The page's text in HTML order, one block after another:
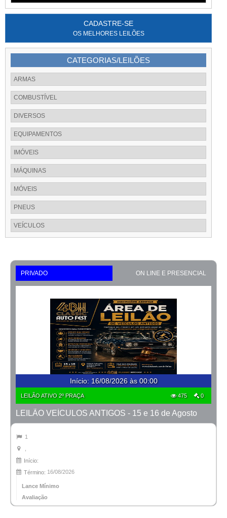
CADASTRE-SE
OS MELHORES LEILÕES
CATEGORIAS/LEILÕES
ARMAS
COMBUSTÍVEL
DIVERSOS
EQUIPAMENTOS
IMÓVEIS
MÁQUINAS
MÓVEIS
PNEUS
VEÍCULOS
PRIVADO ON LINE E PRESENCIAL
Início: 16/08/2026 às 00:00
LEILÃO ATIVO 2º PRAÇA 475 0
LEILÃO VEÍCULOS ANTIGOS - 15 e 16 de Agosto
1
Início:
Término: 16/08/2026
Lance Mínimo
Avaliação